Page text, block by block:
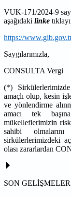
VUK-171/2024-9
aşağıdaki linke
https://
Saygılarımızla,
CONSULTA Vergi
(*) Sirkülerlerimizde
amaçlı olup, kesin
ve yönlendirme
amacı tek
mükelleflerimizin
sahibi
sirkülerlerimizdeki
olası zararlardan
SON GELİŞMELER